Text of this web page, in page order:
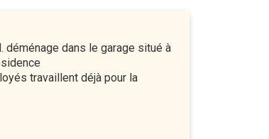
déménage dans le garage situé à
travaillent déjà pour la